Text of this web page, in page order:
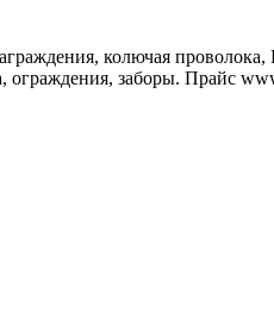
колючая
ограждения, заборы. Прайс